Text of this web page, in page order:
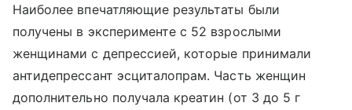
Наиболее впечатляющие результаты были
получены в эксперименте с 52 взрослыми
женщинами с депрессией, которые принимали
антидепрессант эсциталопрам. Часть женщин
дополнительно получала креатин (от 3 до 5 г